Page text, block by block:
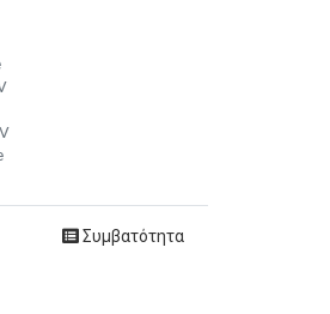
Συμβατότητα